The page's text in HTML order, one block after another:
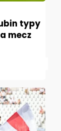
typy
mecz